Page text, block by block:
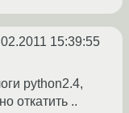
15:39:55
python2.4,
откатить ..